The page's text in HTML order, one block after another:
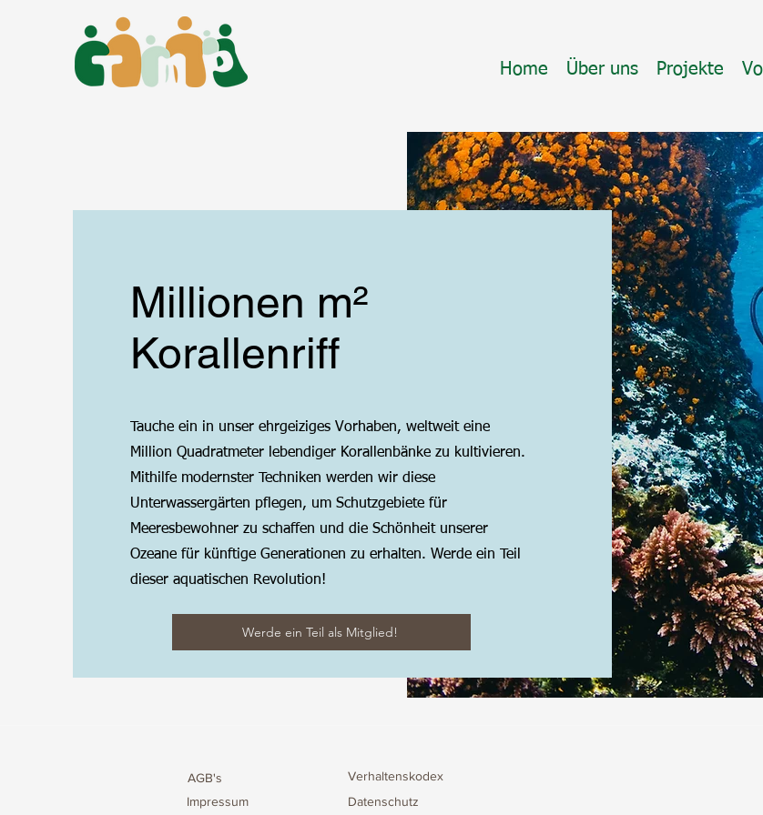
Home Über uns Projekte
Millionen m²
Korallenriff
Tauche ein in unser ehrgeiziges Vorhaben, weltweit eine
Million Quadratmeter lebendiger Korallenbänke zu kultivieren.
Mithilfe modernster Techniken werden wir diese
Unterwassergärten pflegen, um Schutzgebiete für
Meeresbewohner zu schaffen und die Schönheit unserer
Ozeane für künftige Generationen zu erhalten. Werde ein Teil
dieser aquatischen Revolution!
Werde ein Teil als Mitglied!
AGB's
Impressum
Verhaltenskodex
Datenschutz